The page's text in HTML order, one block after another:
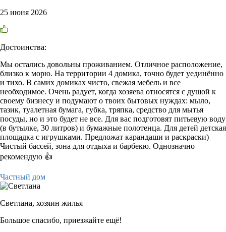
25 июня 2026
Достоинства:
Мы остались довольны проживанием. Отличное расположение,
близко к морю. На территории 4 домика, точно будет уединённо
и тихо. В самих домиках чисто, свежая мебель и все
необходимое. Очень радует, когда хозяева относятся с душой к
своему бизнесу и подумают о твоих бытовых нуждах: мыло,
тазик, туалетная бумага, губка, тряпка, средство для мытья
посуды, но и это будет не все. Для вас подготовят питьевую воду
(в бутылке, 30 литров) и бумажные полотенца. Для детей детская
площадка с игрушками. Предложат карандаши и раскраски)
Чистый бассей, зона для отдыха и барбекю. Однозначно
рекомендую 👍
Частный дом
Светлана, хозяин жилья
Большое спасибо, приезжайте ещё!